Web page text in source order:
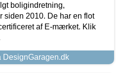
boligindretning,
siden 2010. De har en flot
af E-mærket. Klik
DesignGaragen.dk